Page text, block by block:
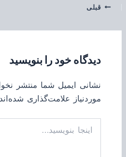
قبلی
دیدگاه‌ خود را بنویسید
نشانی ایمیل شما منتشر
موردنیاز علامت‌گذاری شده‌اند
بنویسید…